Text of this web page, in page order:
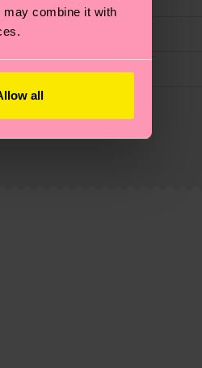
combine it with
allmeno emissioni, amore
alla nostra
solo di una stima: la